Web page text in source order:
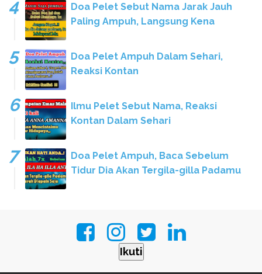
Doa Pelet Sebut Nama Jarak Jauh
Paling Ampuh, Langsung Kena
Doa Pelet Ampuh Dalam Sehari,
Reaksi Kontan
Ilmu Pelet Sebut Nama, Reaksi
Kontan Dalam Sehari
Doa Pelet Ampuh, Baca Sebelum
Tidur Dia Akan Tergila-gilla Padamu
Ikuti